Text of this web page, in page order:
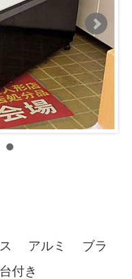
ス アルミ ブラ
付き